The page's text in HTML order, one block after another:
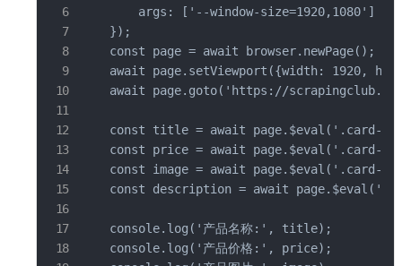
        args: ['--window-size=1920,1080']
    });
    const page = await browser.newPage();
await page.setViewport({width: 1920,
await page.goto('https://
const title = await page.$eval('.card-
const price = await page.$eval('.card-
const image = await page.$eval('.card-
const description = await
    console.log('产品名称:', title);
    console.log('产品价格:', price);